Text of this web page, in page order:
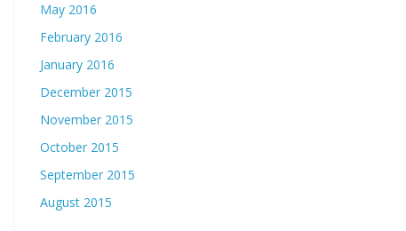
May 2016
February 2016
January 2016
December 2015
November 2015
October 2015
September 2015
August 2015